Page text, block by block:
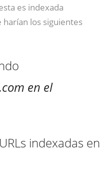
es indexada
los siguientes
en el
indexadas en